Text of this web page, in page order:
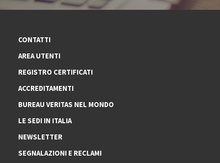
CONTATTI
AREA UTENTI
REGISTRO CERTIFICATI
ACCREDITAMENTI
BUREAU VERITAS NEL MONDO
LE SEDI IN ITALIA
NEWSLETTER
SEGNALAZIONI E RECLAMI